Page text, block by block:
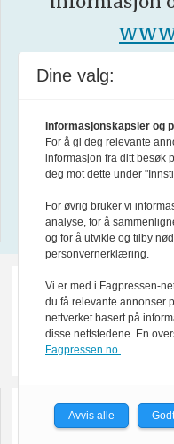
Forsvarets forum
Les mer i
About
Design by
Dine valg:
Informasjonskapsler og
For å gi deg relevante
informasjon fra ditt besøk
deg mot dette under
For øvrig bruker vi
analyse, for å
og for å utvikle og tilby
personvernerklæring.
Vi er med i Fagpressen-
du få relevante annonser
nettverket basert på
disse nettstedene. En
Fagpressen.no.
Avvis alle